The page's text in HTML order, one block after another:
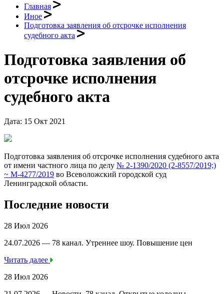
Главная
Иное
Подготовка заявления об отсрочке исполнения
судебного акта
Подготовка заявления об
отсрочке исполнения
судебного акта
Дата: 15 Окт 2021
Подготовка заявления об отсрочке исполнения судебного акта
от имени частного лица по делу № 2-1390/2020 (2-8557/2019;)
~ М-4277/2019 во Всеволожский городской суд
Ленинградской области.
Последние новости
28 Июл 2026
24.07.2026 — 78 канал. Утреннее шоу. Повышение цен
Читать далее
28 Июл 2026